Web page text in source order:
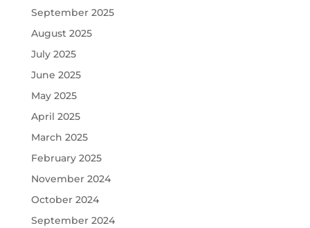
September 2025
August 2025
July 2025
June 2025
May 2025
April 2025
March 2025
February 2025
November 2024
October 2024
September 2024